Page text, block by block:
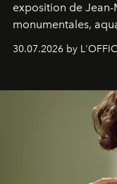
exposition de
monumentales,
soufflé, l’artiste
émotionnel où
émerveillement.
30.07.2026 by